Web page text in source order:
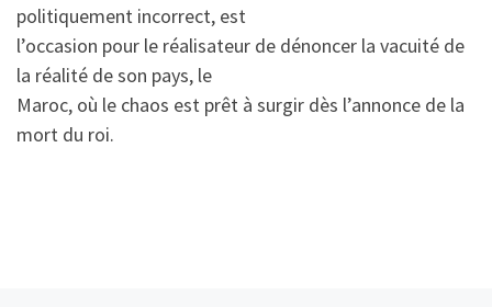
politiquement incorrect, est
l’occasion pour le réalisateur de dénoncer la vacuité de
la réalité de son pays, le
Maroc, où le chaos est prêt à surgir dès l’annonce de la
mort du roi.